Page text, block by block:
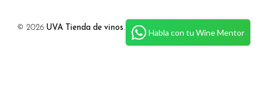
© 2026 UVA Tienda de vinos. Powered by Simplify Ecommerce.
Habla con tu Wine Mentor